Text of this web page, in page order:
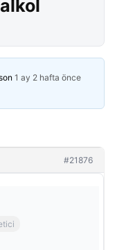
1 ay 2 hafta önce
#21876